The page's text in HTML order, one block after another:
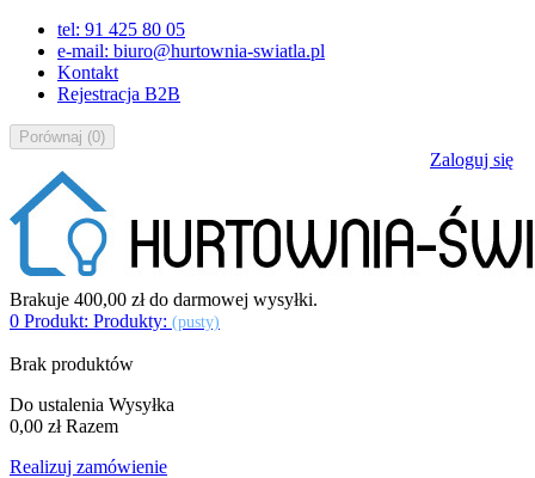
tel: 91 425 80 05
e-mail: biuro@hurtownia-swiatla.pl
Kontakt
Rejestracja B2B
Porównaj (0)
Zaloguj się
Brakuje 400,00 złdo darmowej wysyłki.
0 Produkt: Produkty: (pusty)
Brak produktów
Do ustalenia Wysyłka
0,00 zł Razem
Realizuj zamówienie